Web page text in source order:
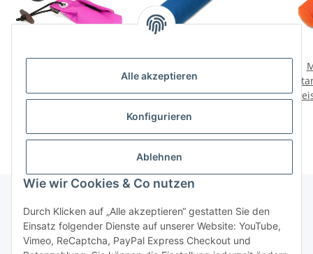
Alle akzeptieren
Konfigurieren
Ablehnen
Wie wir Cookies & Co nutzen
Durch Klicken auf „Alle akzeptieren“ gestatten Sie den
Einsatz folgender Dienste auf unserer Website: YouTube,
Vimeo, ReCaptcha, PayPal Express Checkout und
1 Rolle Kotbeutel (20 Stk)
pink
Preise nach Anmeldung
Standard 250g blau
Preise nach Anmeldung
Informationen